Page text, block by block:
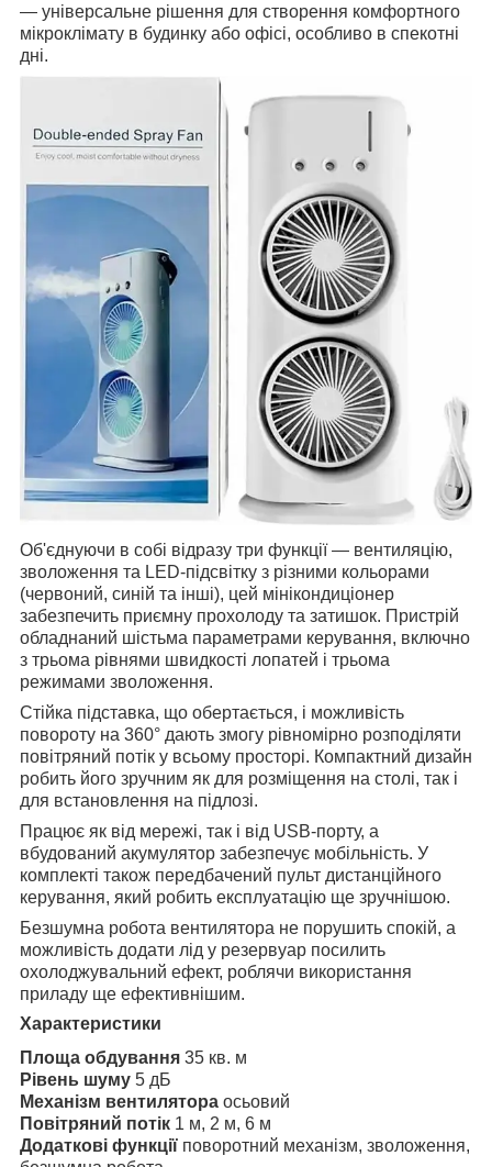
— універсальне рішення для створення комфортного
мікроклімату в будинку або офісі, особливо в спекотні
дні.
Об'єднуючи в собі відразу три функції — вентиляцію,
зволоження та LED-підсвітку з різними кольорами
(червоний, синій та інші), цей мінікондиціонер
забезпечить приємну прохолоду та затишок. Пристрій
обладнаний шістьма параметрами керування, включно
з трьома рівнями швидкості лопатей і трьома
режимами зволоження.
Стійка підставка, що обертається, і можливість
повороту на 360° дають змогу рівномірно розподіляти
повітряний потік у всьому просторі. Компактний дизайн
робить його зручним як для розміщення на столі, так і
для встановлення на підлозі.
Працює як від мережі, так і від USB-порту, а
вбудований акумулятор забезпечує мобільність. У
комплекті також передбачений пульт дистанційного
керування, який робить експлуатацію ще зручнішою.
Безшумна робота вентилятора не порушить спокій, а
можливість додати лід у резервуар посилить
охолоджувальний ефект, роблячи використання
приладу ще ефективнішим.
Характеристики
Площа обдування 35 кв. м
Рівень шуму 5 дБ
Механізм вентилятора осьовий
Повітряний потік 1 м, 2 м, 6 м
Додаткові функції поворотний механізм, зволоження,